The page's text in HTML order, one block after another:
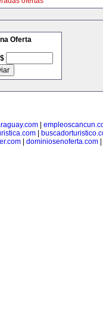
Oferta
| dominiosenoferta.com|